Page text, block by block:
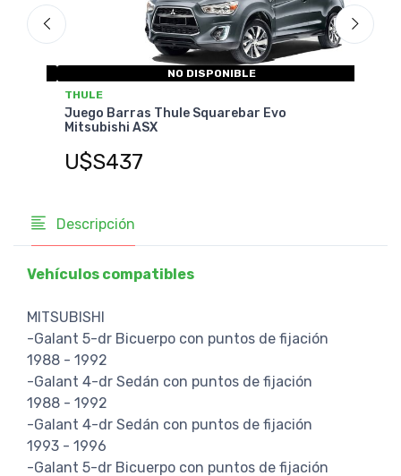
NO DISPONIBLE
THULE
Juego Barras Thule Squarebar Evo
Mitsubishi ASX
U$S437
Descripción
Vehículos compatibles
MITSUBISHI
-Galant 5-dr Bicuerpo con puntos de fijación
1988 - 1992
-Galant 4-dr Sedán con puntos de fijación
1988 - 1992
-Galant 4-dr Sedán con puntos de fijación
1993 - 1996
-Galant 5-dr Bicuerpo con puntos de fijación